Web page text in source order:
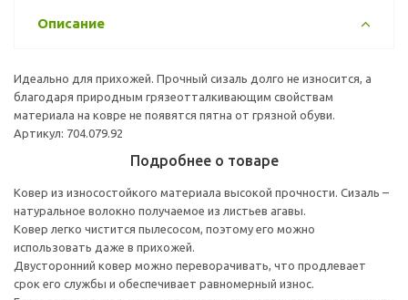
Описание
Идеально для прихожей. Прочный сизаль долго не износится, а
благодаря природным грязеотталкивающим свойствам
материала на ковре не появятся пятна от грязной обуви.
Артикул: 704.079.92
Подробнее о товаре
Ковер из износостойкого материала высокой прочности. Сизаль –
натуральное волокно получаемое из листьев агавы.
Ковер легко чистится пылесосом, поэтому его можно
использовать даже в прихожей.
Двусторонний ковер можно переворачивать, что продлевает
срок его службы и обеспечивает равномерный износ.